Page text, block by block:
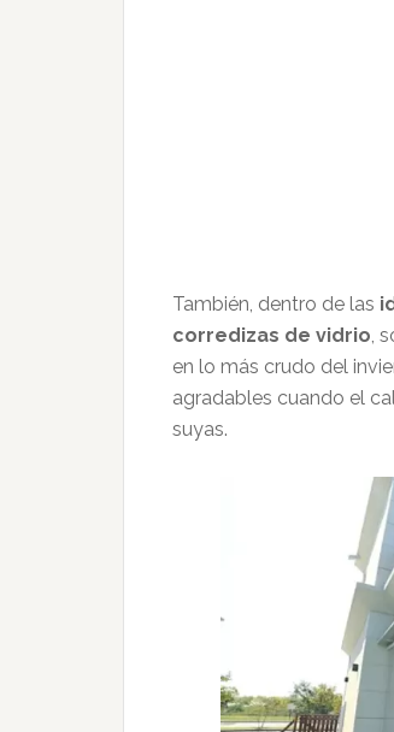
También, dentro de las
corredizas de vidrio ,
en lo más crudo del
agradables cuando el
suyas.